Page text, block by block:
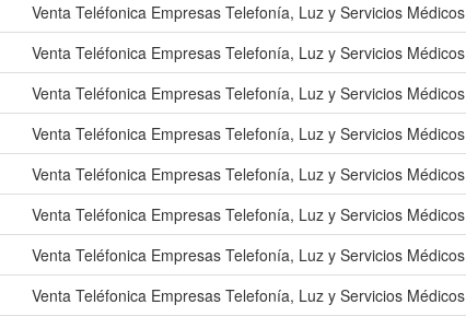
Venta Teléfonica Empresas Telefonía, Luz y Servicios Médicos
Venta Teléfonica Empresas Telefonía, Luz y Servicios Médicos
Venta Teléfonica Empresas Telefonía, Luz y Servicios Médicos
Venta Teléfonica Empresas Telefonía, Luz y Servicios Médicos
Venta Teléfonica Empresas Telefonía, Luz y Servicios Médicos
Venta Teléfonica Empresas Telefonía, Luz y Servicios Médicos
Venta Teléfonica Empresas Telefonía, Luz y Servicios Médicos
Venta Teléfonica Empresas Telefonía, Luz y Servicios Médicos